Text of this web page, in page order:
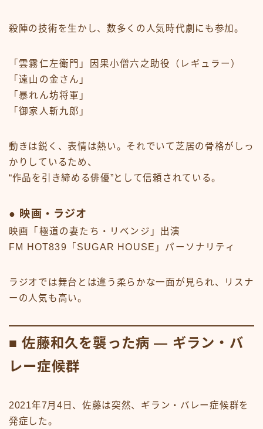
殺陣の技術を生かし、数多くの人気時代劇にも参加。
「雲霧仁左衛門」因果小僧六之助役（レギュラー）
「遠山の金さん」
「暴れん坊将軍」
「御家人斬九郎」
動きは鋭く、表情は熱い。それでいて芝居の骨格がしっ
かりしているため、
“作品を引き締める俳優”として信頼されている。
● 映画・ラジオ
映画「極道の妻たち・リベンジ」出演
FM HOT839「SUGAR HOUSE」パーソナリティ
ラジオでは舞台とは違う柔らかな一面が見られ、リスナ
ーの人気も高い。
■ 佐藤和久を襲った病 ― ギラン・バ
レー症候群
2021年7月4日、佐藤は突然、ギラン・バレー症候群を
発症した。